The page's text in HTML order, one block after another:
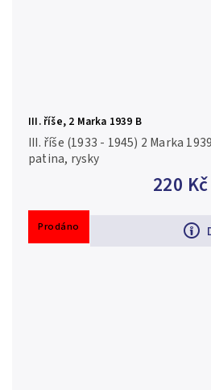
III. říše, 2 Marka 1939 B
220 Kč
III. říše (1933 - 1945) 2 Marka
patina, rysky
Prodáno